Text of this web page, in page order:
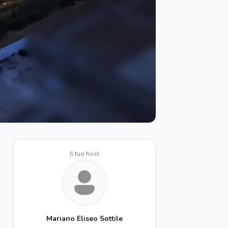
Il tuo host
Mariano Eliseo Sottile